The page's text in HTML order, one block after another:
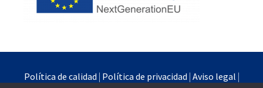
Política de calidad | Política de privacidad | Aviso legal |